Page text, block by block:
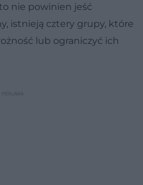
nie powinien jeść
istnieją cztery grupy, które
lub ograniczyć ich